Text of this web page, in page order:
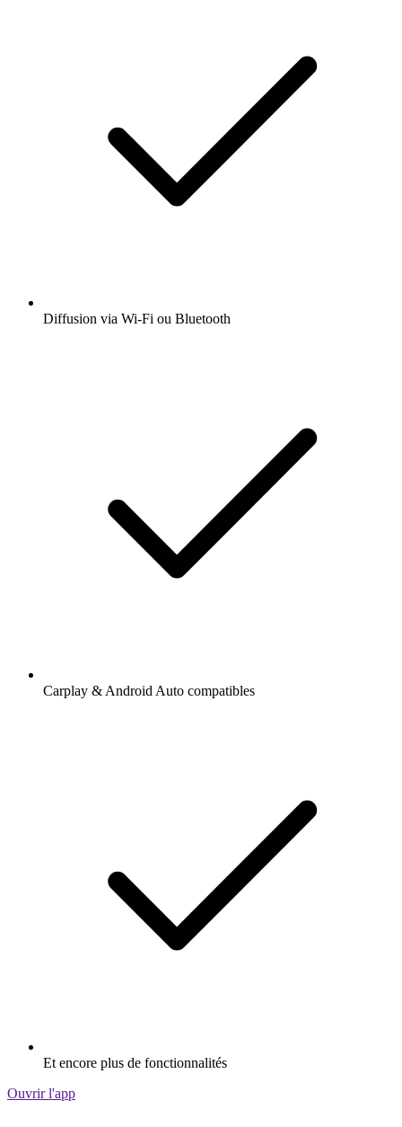
Diffusion via Wi-Fi ou Bluetooth
Carplay & Android Auto compatibles
Et encore plus de fonctionnalités
Ouvrir l'app